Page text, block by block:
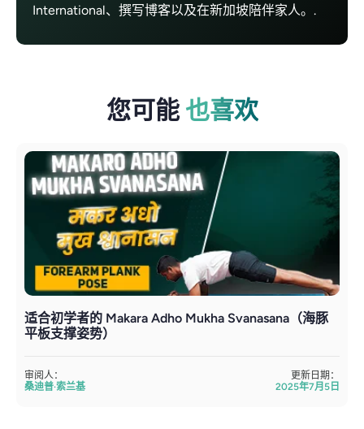
International、撰写博客以及在新加坡陪伴家人。.
您可能 也喜欢
适合初学者的 Makara Adho Mukha Svanasana（海豚
平板支撑姿势）
审阅人：
桑迪普·索兰基
更新日期：
2025年7月5日